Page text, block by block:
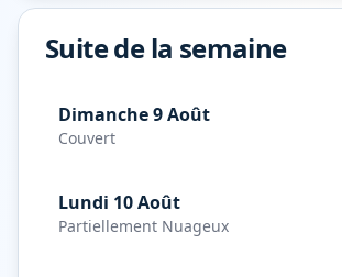
Suite de la semaine
Dimanche 9 Août
Couvert
Lundi 10 Août
Partiellement Nuageux